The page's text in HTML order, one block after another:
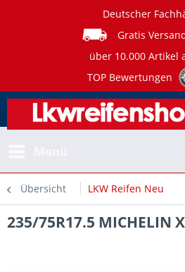
Deutscher
Gratis
über 10.000 Artikel
TOP Bewertungen
Übersicht LKW Reifen Neu
235/75R17.5 MICHELIN